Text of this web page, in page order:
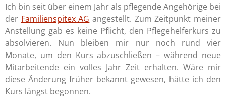
Ich bin seit über einem Jahr als pflegende Angehörige bei
der Familienspitex AG angestellt. Zum Zeitpunkt meiner
Anstellung gab es keine Pflicht, den Pflegehelferkurs zu
absolvieren. Nun bleiben mir nur noch rund vier
Monate, um den Kurs abzuschließen – während neue
Mitarbeitende ein volles Jahr Zeit erhalten. Wäre mir
diese Änderung früher bekannt gewesen, hätte ich den
Kurs längst begonnen.